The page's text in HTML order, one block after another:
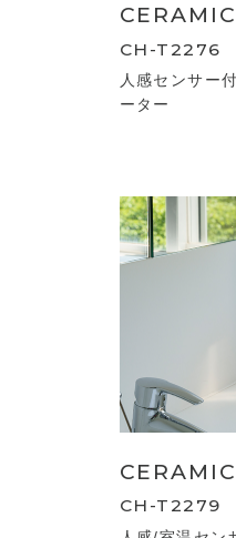
CH-T2276
人感センサー
ーター
CH-T2279